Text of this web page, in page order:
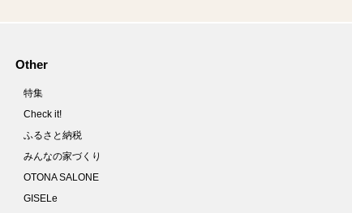
Other
特集
Check it!
ふるさと納税
みんなの家づくり
OTONA SALONE
GISELe